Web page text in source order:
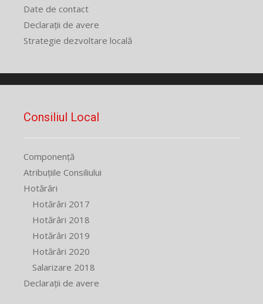
Date de contact
Declarații de avere
Strategie dezvoltare locală
Consiliul Local
Componență
Atribuțiile Consiliului
Hotărâri
Hotărâri 2017
Hotărâri 2018
Hotărâri 2019
Hotărâri 2020
Salarizare 2018
Declarații de avere